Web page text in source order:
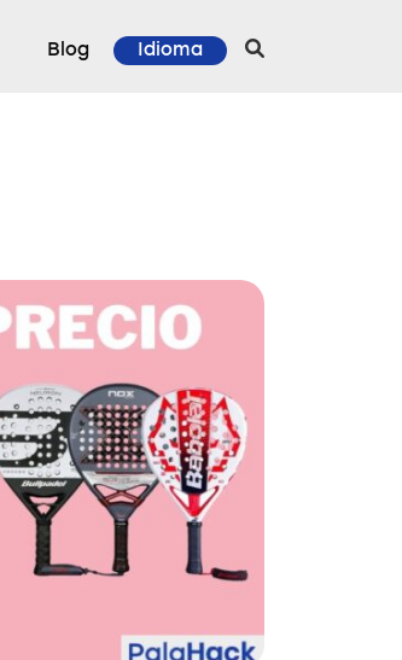
Blog Idioma